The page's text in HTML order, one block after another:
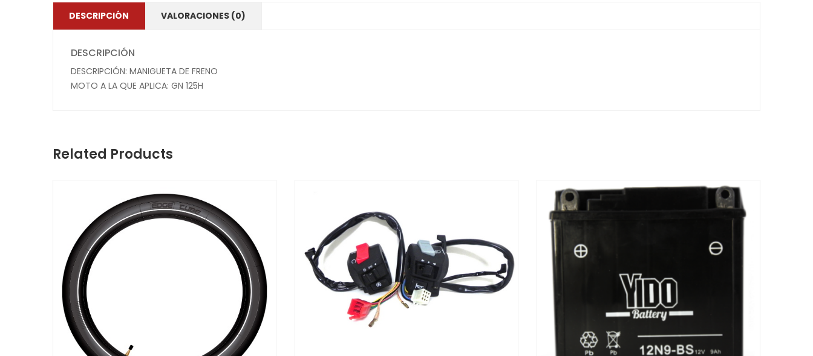
DESCRIPCIÓN VALORACIONES (0)
DESCRIPCIÓN
DESCRIPCIÓN: MANIGUETA DE FRENO
MOTO A LA QUE APLICA: GN 125H
Related Products